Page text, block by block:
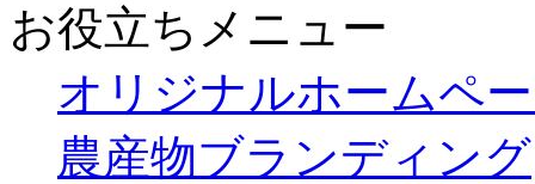
お役立ちメニュー
オリジナルホームペ
農産物ブランディング